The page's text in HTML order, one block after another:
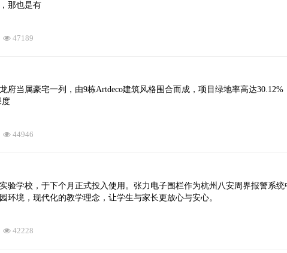
那也是有
47189
府当属豪宅一列，由9栋Artdeco建筑风格围合而成，项目绿地率高达30.12%
度
44946
验学校，于下个月正式投入使用。张力电子围栏作为杭州八安周界报警系
环境，现代化的教学理念，让学生与家长更放心与安心。
42228